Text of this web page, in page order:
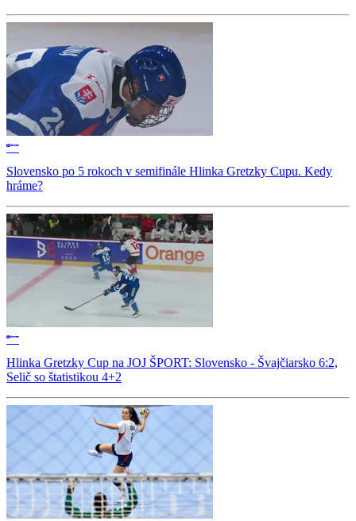
Slovensko po 5 rokoch v semifinále Hlinka Gretzky Cupu. Kedy
hráme?
Hlinka Gretzky Cup na JOJ ŠPORT: Slovensko - Švajčiarsko 6:2,
Selič so štatistikou 4+2